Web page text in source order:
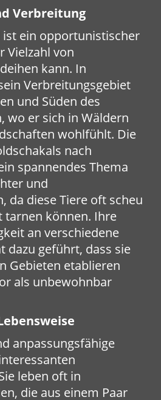
Verbreitung
ist ein opportunistischer
Vielzahl von
kann. In
Verbreitungsgebiet
und Süden des
wo er sich in Wäldern
wohlfühlt. Die
nach
spannendes Thema
und
da diese Tiere oft scheu
tarnen können. Ihre
an verschiedene
dazu geführt, dass sie
Gebieten etablieren
als unbewohnbar
anpassungsfähige
leben oft in
die aus einem Paar